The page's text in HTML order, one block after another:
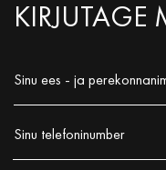
KIRJUTAGE
Sinu ees - ja
Sinu telefoninumber